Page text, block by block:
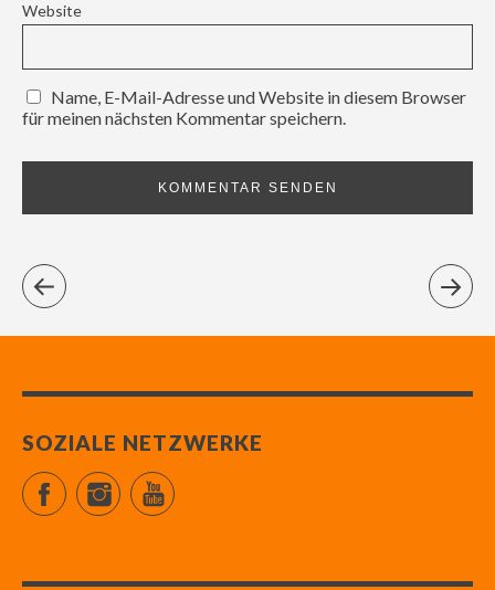
Website
Name, E-Mail-Adresse und Website in diesem Browser
für meinen nächsten Kommentar speichern.
SOZIALE NETZWERKE
FacebookInstagramYouTube